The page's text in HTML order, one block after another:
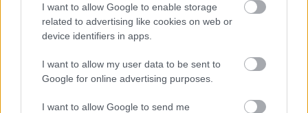
I want to allow Google to enable storage
related to advertising like cookies on web or
device identifiers in apps.
I want to allow my user data to be sent to
Google for online advertising purposes.
I want to allow Google to send me
Ajánlott bejegyzések:
#165 - A Wall Street farkasa, Futni
mentem, A siker édes illata